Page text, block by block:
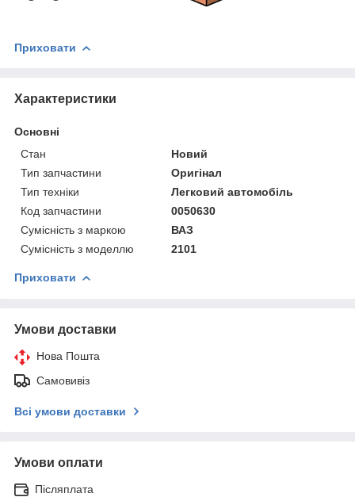
Приховати
Характеристики
Основні
Стан
Новий
Тип запчастини
Оригінал
Тип техніки
Легковий автомобіль
Код запчастини
0050630
Сумісність з маркою
ВАЗ
Сумісність з моделлю
2101
Приховати
Умови доставки
Нова Пошта
Самовивіз
Всі умови доставки
Умови оплати
Післяплата